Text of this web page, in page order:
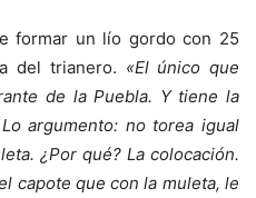
un lío gordo con 25
del trianero. «El único que
de la Puebla. Y tiene la
argumento: no torea igual
¿Por qué? La colocación.
capote que con la muleta, le